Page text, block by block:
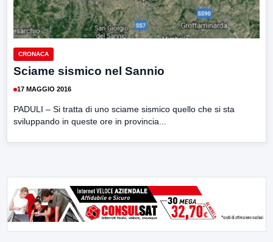
CRONACA
Sciame sismico nel Sannio
17 MAGGIO 2016
PADULI – Si tratta di uno sciame sismico quello che si sta
sviluppando in queste ore in provincia...